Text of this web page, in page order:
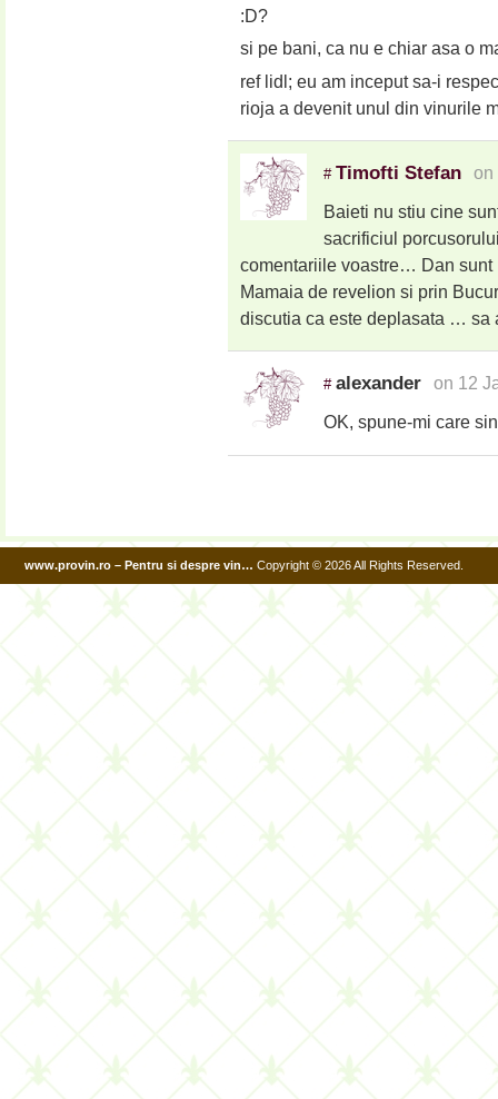
:D?
si pe bani, ca nu e chiar asa o
ref lidl; eu am inceput sa-i
rioja a devenit unul din vinurile
# Timofti Stefan on
Baieti nu stiu cine
sacrificiul
comentariile voastre… Dan sunt
Mamaia de revelion si prin
discutia ca este deplasata … sa
# alexander on 12
OK, spune-mi care
www.provin.ro – Pentru si despre vin… Copyright © 2026 All Rights Reserved.